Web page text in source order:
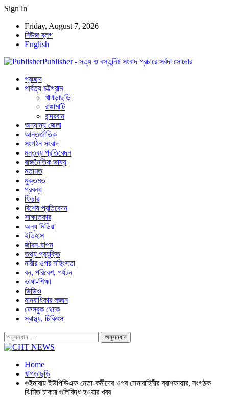
Sign in
Friday, August 7, 2026
নিউজ ব্লগ
English
Publisher - সত্য ও বস্তুনিষ্ট সংবাদ প্রচারে সর্বদা সোচ্চার
প্রচ্ছদ
পার্বত্য চট্টগ্রাম
খাগড়াছড়ি
রাঙামাটি
বান্দরবান
অন্যান্য জেলা
আন্তর্জাতিক
সংগঠন সংবাদ
মন্তব্য প্রতিবেদন
রাজনৈতিক ভাষ্য
মতামত
মুক্তমত
প্রবন্ধ
ফিচার
বিশেষ প্রতিবেদন
সাক্ষাতকার
অন্য মিডিয়া
ইতিহাস
জীবন-যাপন
তথ্য প্রযুক্তি
নারীর ওপর সহিংসতা
বন, পরিবেশ, পর্যটন
ভাষা-শিক্ষা
ভিডিও
মানবাধিকার লঙ্ঘন
ফেসবুক থেকে
স্বাস্থ্য, চিকিৎসা
Home
খাগড়াছড়ি
গুইমারায় ইউপিডিএফ নেতা-কর্মীদের ওপর সেনাবাহিনীর ব্রাশফায়ার, সংগঠক
ঝিমিত চাকমা গুলিবিদ্ধ হওয়ার খবর